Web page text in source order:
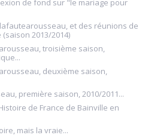
de fond sur "le mariage pour
et des réunions de
2013/2014)
troisième saison,
deuxième saison,
première saison, 2010/2011...
de France de Bainville en
mais la vraie...